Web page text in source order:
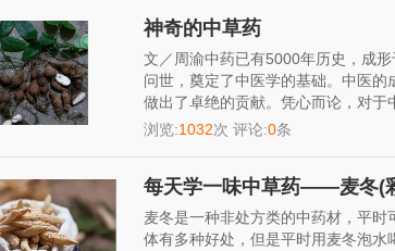
神奇的中草药
文／周渝中药已有5000年历史，成
问世，奠定了中医学的基础。中医的
做出了卓绝的贡献。凭心而论，对于
浏览:1032次 评论:0条
每天学一味中草药——麦冬(
麦冬是一种非处方类的中药材，平
体有多种好处，但是平时用麦冬泡